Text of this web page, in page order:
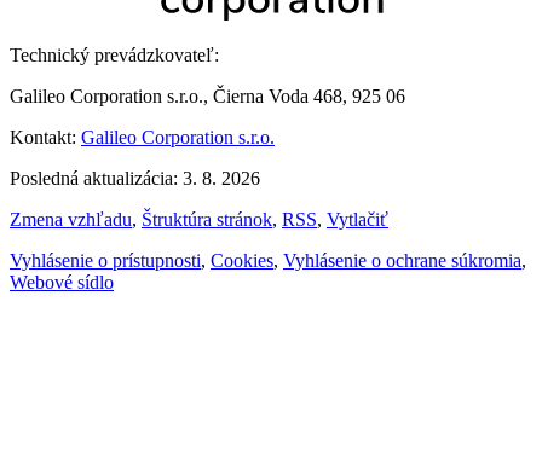
Technický prevádzkovateľ:
Galileo Corporation s.r.o., Čierna Voda 468, 925 06
Kontakt: Galileo Corporation s.r.o.
Posledná aktualizácia: 3. 8. 2026
Zmena vzhľadu, Štruktúra stránok, RSS, Vytlačiť
Vyhlásenie o prístupnosti, Cookies, Vyhlásenie o ochrane súkromia,
Webové sídlo